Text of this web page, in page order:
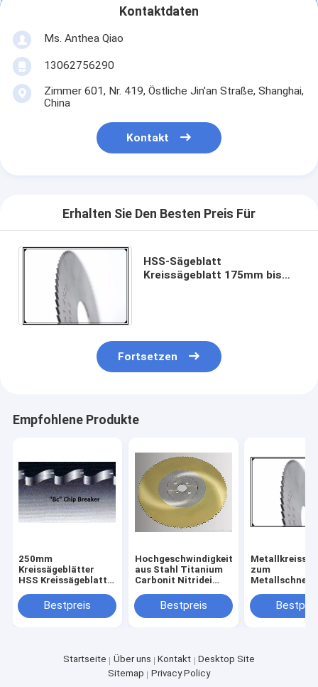
Kontaktdaten
Ms. Anthea Qiao
13062756290
Zimmer 601, Nr. 419, Östliche Jin'an Straße, Shanghai,
China
Kontakt
Erhalten Sie Den Besten Preis Für
HSS-Sägeblatt
Kreissägeblatt 175mm bis
Fortsetzen
Empfohlene Produkte
250mm
Kreissägeblätter
HSS Kreissägeblatt
Durchmesser 175mm
bis 550mm
Bestpreis
Hochgeschwindigkeitssäge
aus Stahl Titanium
Carbonit Nitridei
Rundsäge 315 x 40 x
2,5 Z=240
Bestpreis
zum
HSS-
Startseite Über uns Kontakt
Desktop Site
Sitemap
Privacy Policy